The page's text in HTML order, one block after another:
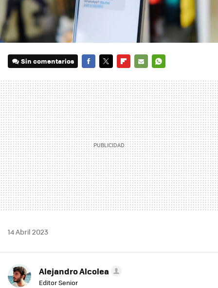
Sin comentarios
MAIL
14 Abril 2023
Alejandro Alcolea
Editor Senior